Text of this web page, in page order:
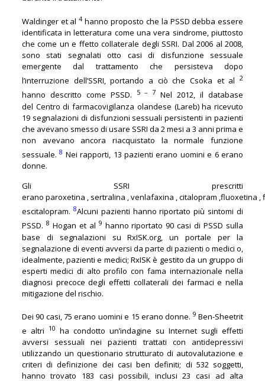
Waldinger et al4 hanno proposto che la PSSD debba essere
identificata in letteratura come una vera sindrome, piuttosto
che come un e ffetto collaterale degli SSRI. Dal 2006 al 2008,
sono stati segnalati otto casi di disfunzione sessuale
emergente dal trattamento che persisteva dopo
l’interruzione dell’SSRI, portando a ciò che Csoka et al2
hanno descritto come PSSD. 5 – 7 Nel 2012, il database
del Centro di farmacovigilanza olandese (Lareb) ha ricevuto
19 segnalazioni di disfunzioni sessuali persistenti in pazienti
che avevano smesso di usare SSRI da 2 mesi a 3 anni prima e
non avevano ancora riacquistato la normale funzione
sessuale.8 Nei rapporti, 13 pazienti erano uomini e 6 erano
donne.
Gli SSRI prescritti
erano paroxetina , sertralina , venlafaxina , citalopram ,fluoxetina ,
escitalopram. 8Alcuni pazienti hanno riportato più sintomi di
PSSD. 8 Hogan et al 9 hanno riportato 90 casi di PSSD sulla
base di segnalazioni su RxISK.org, un portale per la
segnalazione di eventi avversi da parte di pazienti o medici o,
idealmente, pazienti e medici; RxISK è gestito da un gruppo di
esperti medici di alto profilo con fama internazionale nella
diagnosi precoce degli effetti collaterali dei farmaci e nella
mitigazione del rischio.
Dei 90 casi, 75 erano uomini e 15 erano donne. 9 Ben-Sheetrit
e altri 10 ha condotto un’indagine su Internet sugli effetti
avversi sessuali nei pazienti trattati con antidepressivi
utilizzando un questionario strutturato di autovalutazione e
criteri di definizione dei casi ben definiti; di 532 soggetti,
hanno trovato 183 casi possibili, inclusi 23 casi ad alta